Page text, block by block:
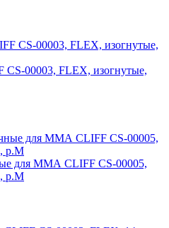
CS-00003, FLEX, изогнутые,
для ММА CLIFF CS-00005,
р.M